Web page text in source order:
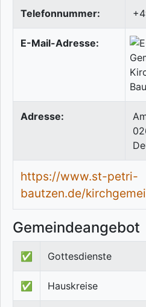
Telefonnummer:
E-Mail-Adresse:
Adresse:
https://www.st-petri-
bautzen.de/
Gemeindeangebot
✅ Gottesdienste
✅ Hauskreise